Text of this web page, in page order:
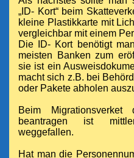
„ID- Kort“ beim
kleine Plastikkarte mit
vergleichbar mit einem
Die ID- Kort benötigt
meisten Banken zum
sie ist ein
macht sich z.B. bei
oder Pakete abholen
Beim Migrationsverket
beantragen ist
weggefallen.
Hat man die